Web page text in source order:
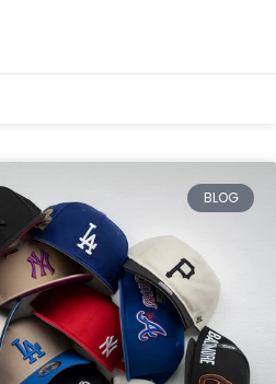
BLOG